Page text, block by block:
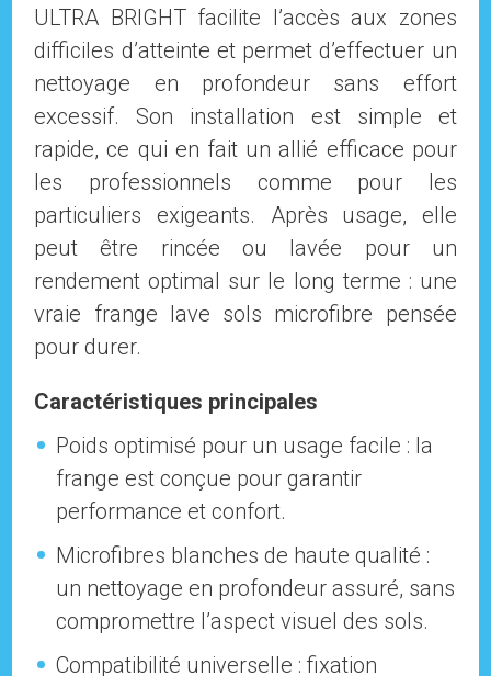
ULTRA BRIGHT facilite l’accès aux zones
difficiles d’atteinte et permet d’effectuer un
nettoyage en profondeur sans effort
excessif. Son installation est simple et
rapide, ce qui en fait un allié efficace pour
les professionnels comme pour les
particuliers exigeants. Après usage, elle
peut être rincée ou lavée pour un
rendement optimal sur le long terme : une
vraie frange lave sols microfibre pensée
pour durer.
Caractéristiques principales
Poids optimisé pour un usage facile : la
frange est conçue pour garantir
performance et confort.
Microfibres blanches de haute qualité :
un nettoyage en profondeur assuré, sans
compromettre l’aspect visuel des sols.
Compatibilité universelle : fixation